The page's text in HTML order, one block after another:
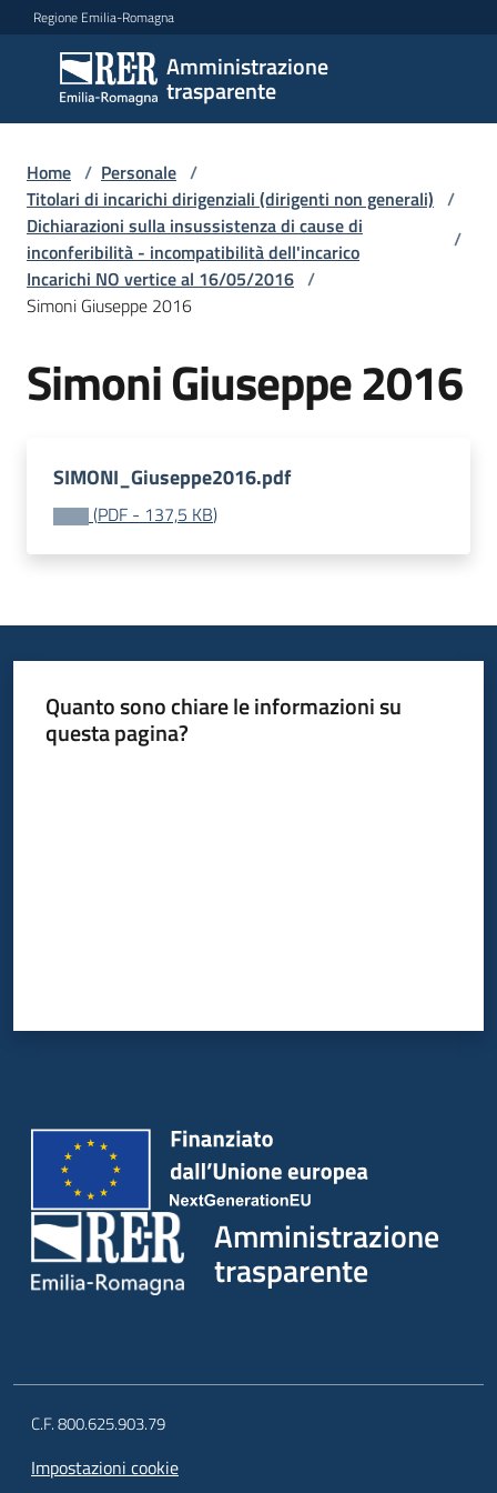
Vai al contenuto
Vai alla navigazione
Vai al footer
Regione Emilia-Romagna
Amministrazione
trasparente
Amministrazione
trasparente
Sottosezioni
Accesso
Home / Personale /
Titolari di incarichi dirigenziali (dirigenti non generali) /
Dichiarazioni sulla insussistenza di cause di
inconferibilità - incompatibilità dell'incarico
/
Incarichi NO vertice al 16/05/2016 /
Simoni Giuseppe 2016
Simoni Giuseppe 2016
SIMONI_Giuseppe2016.pdf
(PDF - 137,5 KB)
Quanto sono chiare le informazioni su
questa pagina?
Amministrazione
trasparente
C.F. 800.625.903.79
Impostazioni cookie